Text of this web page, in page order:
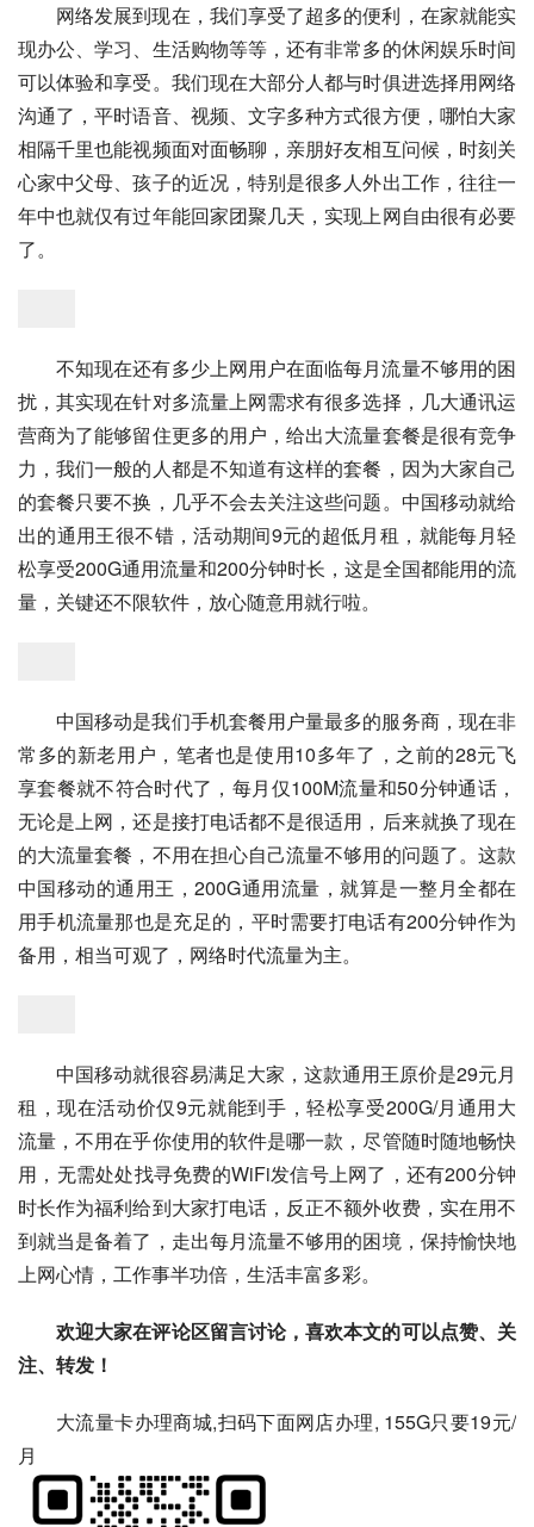
网络发展到现在，我们享受了超多的便利，在家就能实
现办公、学习、生活购物等等，还有非常多的休闲娱乐时间
可以体验和享受。我们现在大部分人都与时俱进选择用网络
沟通了，平时语音、视频、文字多种方式很方便，哪怕大家
相隔千里也能视频面对面畅聊，亲朋好友相互问候，时刻关
心家中父母、孩子的近况，特别是很多人外出工作，往往一
年中也就仅有过年能回家团聚几天，实现上网自由很有必要
了。
不知现在还有多少上网用户在面临每月流量不够用的困
扰，其实现在针对多流量上网需求有很多选择，几大通讯运
营商为了能够留住更多的用户，给出大流量套餐是很有竞争
力，我们一般的人都是不知道有这样的套餐，因为大家自己
的套餐只要不换，几乎不会去关注这些问题。中国移动就给
出的通用王很不错，活动期间9元的超低月租，就能每月轻
松享受200G通用流量和200分钟时长，这是全国都能用的流
量，关键还不限软件，放心随意用就行啦。
中国移动是我们手机套餐用户量最多的服务商，现在非
常多的新老用户，笔者也是使用10多年了，之前的28元飞
享套餐就不符合时代了，每月仅100M流量和50分钟通话，
无论是上网，还是接打电话都不是很适用，后来就换了现在
的大流量套餐，不用在担心自己流量不够用的问题了。这款
中国移动的通用王，200G通用流量，就算是一整月全都在
用手机流量那也是充足的，平时需要打电话有200分钟作为
备用，相当可观了，网络时代流量为主。
中国移动就很容易满足大家，这款通用王原价是29元月
租，现在活动价仅9元就能到手，轻松享受200G/月通用大
流量，不用在乎你使用的软件是哪一款，尽管随时随地畅快
用，无需处处找寻免费的WiFi发信号上网了，还有200分钟
时长作为福利给到大家打电话，反正不额外收费，实在用不
到就当是备着了，走出每月流量不够用的困境，保持愉快地
上网心情，工作事半功倍，生活丰富多彩。
欢迎大家在评论区留言讨论，喜欢本文的可以点赞、关
注、转发！
大流量卡办理商城,扫码下面网店办理, 155G只要19元/
月